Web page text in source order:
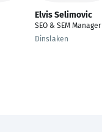
Elvis Selimovic
SEO & SEM Manager
Dinslaken